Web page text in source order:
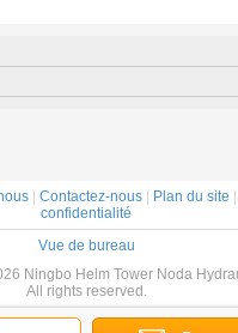
d'OEM/ODM
pour le
piston
| Contactez-nous| Plan du site |
confidentialité
Vue de bureau
Ningbo Helm Tower Noda
All rights reserved.